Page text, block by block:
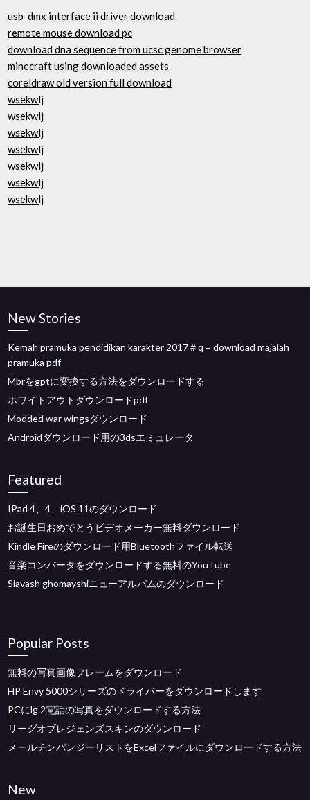
usb-dmx interface ii driver download
remote mouse download pc
download dna sequence from ucsc genome browser
minecraft using downloaded assets
coreldraw old version full download
wsekwlj
wsekwlj
wsekwlj
wsekwlj
wsekwlj
wsekwlj
wsekwlj
New Stories
Kemah pramuka pendidikan karakter 2017＃q = download majalah
pramuka pdf
Mbrをgptに変換する方法をダウンロードする
ホワイトアウトダウンロードpdf
Modded war wingsダウンロード
Androidダウンロード用の3dsエミュレータ
Featured
IPad 4、4、iOS 11のダウンロード
お誕生日おめでとうビデオメーカー無料ダウンロード
Kindle Fireのダウンロード用Bluetoothファイル転送
音楽コンバータをダウンロードする無料のYouTube
Siavash ghomayshiニューアルバムのダウンロード
Popular Posts
無料の写真画像フレームをダウンロード
HP Envy 5000シリーズのドライバーをダウンロードします
PCにlg 2電話の写真をダウンロードする方法
リーグオブレジェンズスキンのダウンロード
メールチンパンジーリストをExcelファイルにダウンロードする方法
New